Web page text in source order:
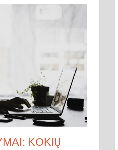
KOKIŲ